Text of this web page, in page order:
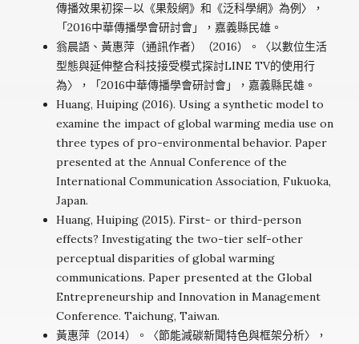
傳播效果初探—以《果殼網》和《泛科學網》為例〉，
「2016中華傳播學會研討會」，嘉義縣民雄。
翁晨語、黃惠萍（通訊作者）（2016）。〈以數位生活
型態與延伸整合科技接受模式探討LINE TV的使用行
為〉，「2016中華傳播學會研討會」，嘉義縣民雄。
Huang, Huiping (2016). Using a synthetic model to
examine the impact of global warming media use on
three types of pro-environmental behavior. Paper
presented at the Annual Conference of the
International Communication Association, Fukuoka,
Japan.
Huang, Huiping (2015). First- or third-person
effects? Investigating the two-tier self-other
perceptual disparities of global warming
communications. Paper presented at the Global
Entrepreneurship and Innovation in Management
Conference. Taichung, Taiwan.
黃惠萍（2014）。〈節能減碳新聞特色與框架分析〉，